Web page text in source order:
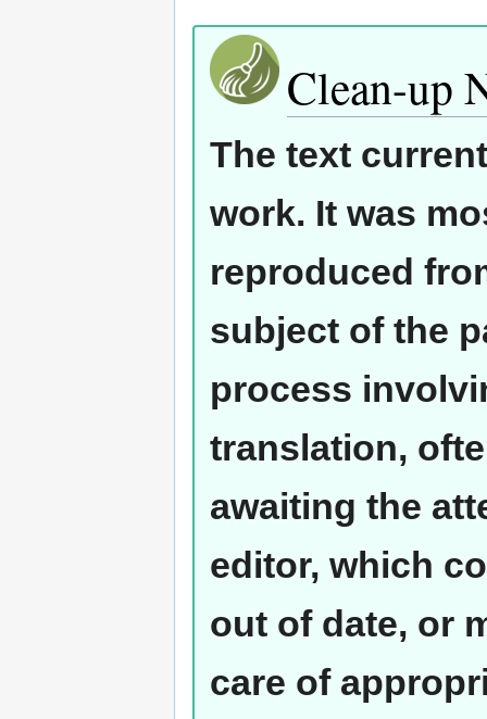
Clean-up
The text
work. It was
reproduced
subject of the
process
translation,
awaiting the
editor, which
out of date, or
care of